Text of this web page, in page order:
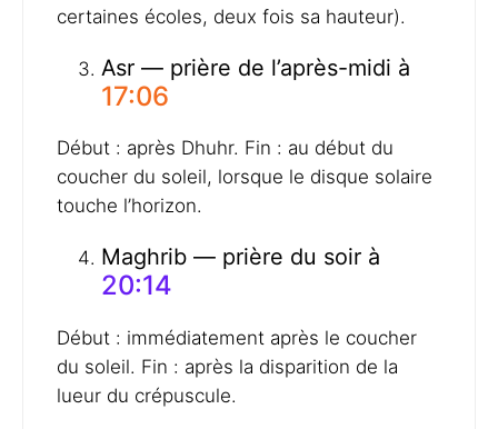
certaines écoles, deux fois sa hauteur).
Asr — prière de l’après-midi à
17:06
Début : après Dhuhr. Fin : au début du
coucher du soleil, lorsque le disque solaire
touche l’horizon.
Maghrib — prière du soir à
20:14
Début : immédiatement après le coucher
du soleil. Fin : après la disparition de la
lueur du crépuscule.